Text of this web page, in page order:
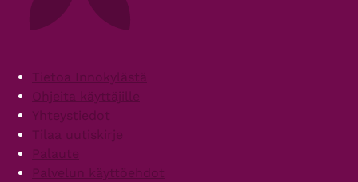
FooterTietoa Innokylästä
Ohjeita käyttäjille
Yhteystiedot
Tilaa uutiskirje
Palaute
Palvelun käyttöehdot